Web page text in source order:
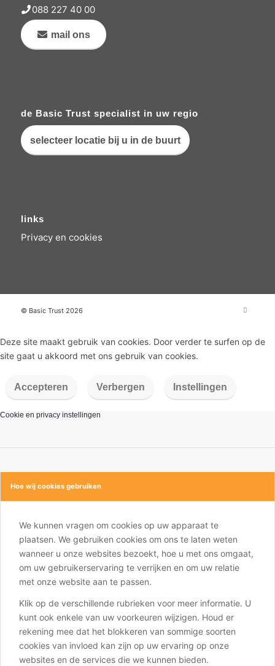
088 227 40 00
mail ons
de Basic Trust specialist in uw regio
selecteer locatie bij u in de buurt
links
Privacy en cookies
© Basic Trust 2026
Deze site maakt gebruik van cookies. Door verder te surfen op de
site gaat u akkoord met ons gebruik van cookies.
Accepteren Verbergen Instellingen
Cookie en privacy instellingen
Hoe wij cookies gebruiken
We kunnen vragen om cookies op uw apparaat te
plaatsen. We gebruiken cookies om ons te laten weten
wanneer u onze websites bezoekt, hoe u met ons omgaat,
om uw gebruikerservaring te verrijken en om uw relatie
met onze website aan te passen.
Klik op de verschillende rubrieken voor meer informatie. U
kunt ook enkele van uw voorkeuren wijzigen. Houd er
rekening mee dat het blokkeren van sommige soorten
cookies van invloed kan zijn op uw ervaring op onze
websites en de services die we kunnen bieden.